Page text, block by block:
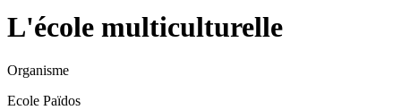
L'école multiculturelle
Organisme
Ecole Païdos